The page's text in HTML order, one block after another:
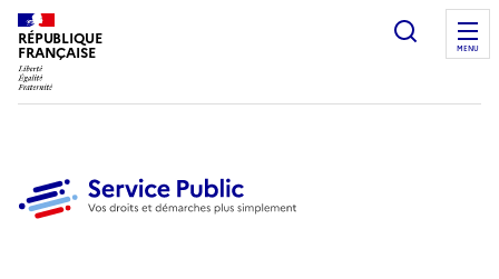
RÉPUBLIQUE
FRANÇAISE
Ouvrir
MENU